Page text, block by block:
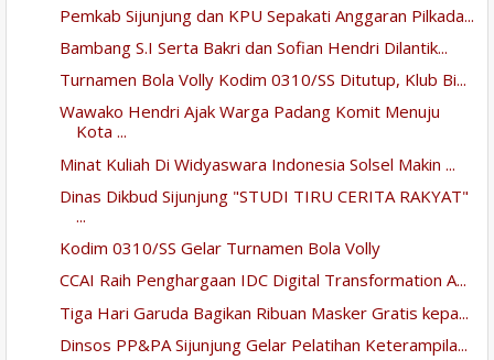
Pemkab Sijunjung dan KPU Sepakati Anggaran Pilkada...
Bambang S.I Serta Bakri dan Sofian Hendri Dilantik...
Turnamen Bola Volly Kodim 0310/SS Ditutup, Klub Bi...
Wawako Hendri Ajak Warga Padang Komit Menuju
Kota ...
Minat Kuliah Di Widyaswara Indonesia Solsel Makin ...
Dinas Dikbud Sijunjung "STUDI TIRU CERITA RAKYAT"
...
Kodim 0310/SS Gelar Turnamen Bola Volly
CCAI Raih Penghargaan IDC Digital Transformation A...
Tiga Hari Garuda Bagikan Ribuan Masker Gratis kepa...
Dinsos PP&PA Sijunjung Gelar Pelatihan Keterampila...